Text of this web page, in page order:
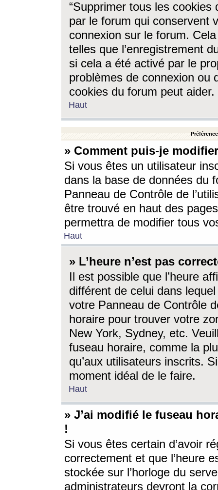
“Supprimer tous les cookies
par le forum qui conservent
connexion sur le forum.
telles que l’enregistrement
si cela a été activé par le
problèmes de connexion ou
cookies du forum peut aider.
Haut
» Comment puis-je
Si vous êtes un utilisateur
dans la base de données du
Panneau de Contrôle de
être trouvé en haut des
permettra de modifier tous
Haut
» L’heure n’est pas
Il est possible que l’heure
différent de celui dans
votre Panneau de Contrôle
horaire pour trouver votre
New York, Sydney, etc.
fuseau horaire, comme la
qu’aux utilisateurs inscrits.
moment idéal de le faire.
Haut
» J’ai modifié le fuseau
!
Si vous êtes certain d’avoir
correctement et que l’heure
stockée sur l’horloge du
administrateurs devront la